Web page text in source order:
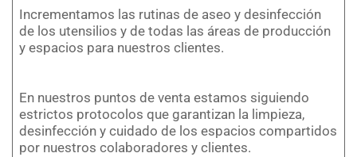
Incrementamos las rutinas de aseo y desinfección
de los utensilios y de todas las áreas de producción
y espacios para nuestros clientes.
En nuestros puntos de venta estamos siguiendo
estrictos protocolos que garantizan la limpieza,
desinfección y cuidado de los espacios compartidos
por nuestros colaboradores y clientes.